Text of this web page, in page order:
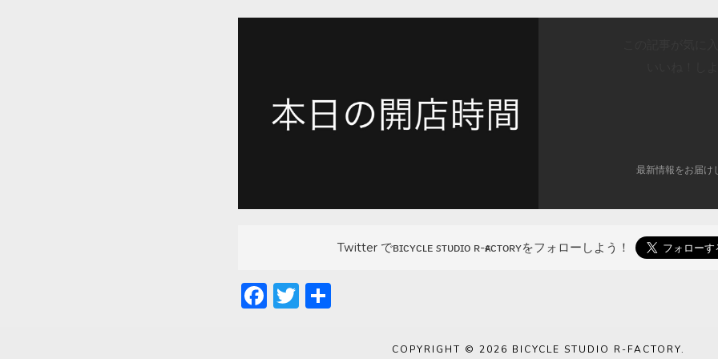
最新情報をお届け
Twitter でʙɪᴄʏᴄʟᴇ sᴛᴜᴅɪᴏ ʀ-ғᴀᴄᴛᴏʀʏをフォローしよう！
Facebook
Twitter
COPYRIGHT © 2026 BICYCLE STUDIO R-FACTORY.